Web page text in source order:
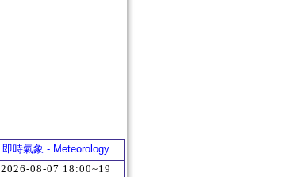
即時氣象 - Meteorology
2026-08-07 18:00~19